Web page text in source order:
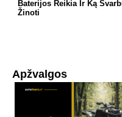
Baterijos Reikia Ir Ką
Žinoti
Apžvalgos